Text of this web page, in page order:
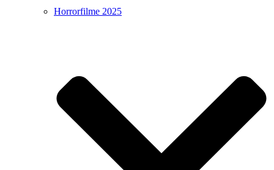
Horrorfilme 2025